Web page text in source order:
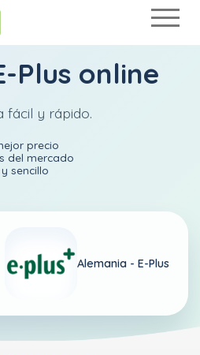
Plus online
fácil y rápido.
precio
del mercado
sencillo
Alemania - E-Plus